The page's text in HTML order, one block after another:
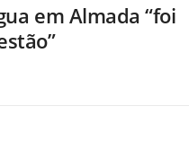
em Almada “foi